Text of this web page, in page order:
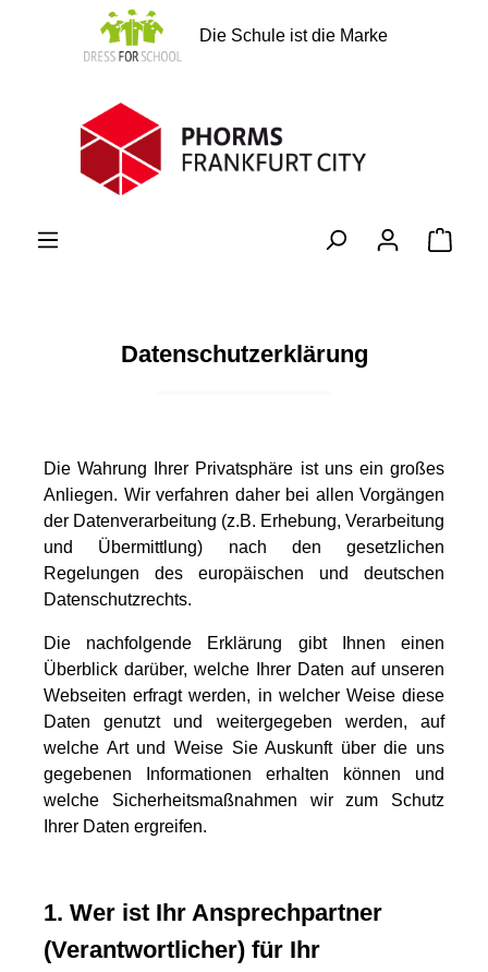
springen
Die Schule ist die Marke
Datenschutzerklärung
Die Wahrung Ihrer Privatsphäre ist uns ein großes
Anliegen. Wir verfahren daher bei allen Vorgängen
der Datenverarbeitung (z.B. Erhebung, Verarbeitung
und Übermittlung) nach den gesetzlichen
Regelungen des europäischen und deutschen
Datenschutzrechts.
Die nachfolgende Erklärung gibt Ihnen einen
Überblick darüber, welche Ihrer Daten auf unseren
Webseiten erfragt werden, in welcher Weise diese
Daten genutzt und weitergegeben werden, auf
welche Art und Weise Sie Auskunft über die uns
gegebenen Informationen erhalten können und
welche Sicherheitsmaßnahmen wir zum Schutz
Ihrer Daten ergreifen.
1. Wer ist Ihr Ansprechpartner
(Verantwortlicher) für Ihr